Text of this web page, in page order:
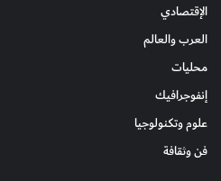
الإقتصادي
العرب والعالم
محليات
إنفوجرافيك
علوم وتكنولوجيا
فن وثقافة